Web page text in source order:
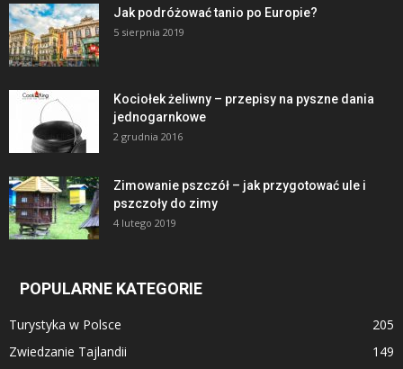
Jak podróżować tanio po Europie?
5 sierpnia 2019
Kociołek żeliwny – przepisy na pyszne dania
jednogarnkowe
2 grudnia 2016
Zimowanie pszczół – jak przygotować ule i
pszczoły do zimy
4 lutego 2019
POPULARNE KATEGORIE
Turystyka w Polsce
205
Zwiedzanie Tajlandii
149